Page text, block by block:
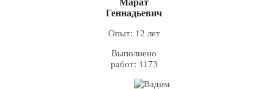
Марат
Геннадьевич
Опыт: 12 лет
Выполнено
работ: 1173